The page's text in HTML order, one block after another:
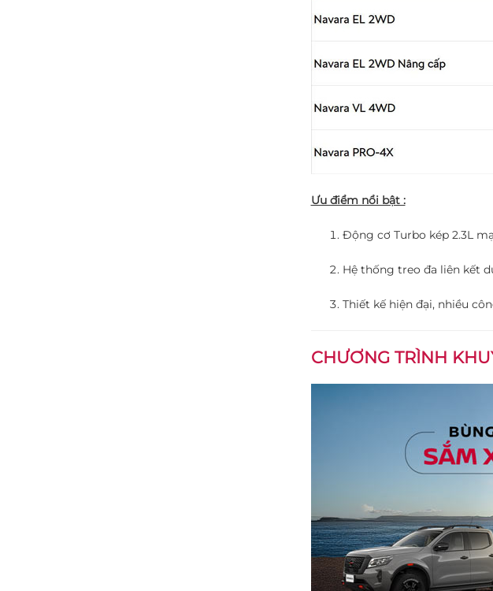
Ưu điểm nổi bật :
Động cơ Turbo kép 2.3L
Hệ thống treo đa liên kết
Thiết kế hiện đại, nhiều
CHƯƠNG TRÌNH